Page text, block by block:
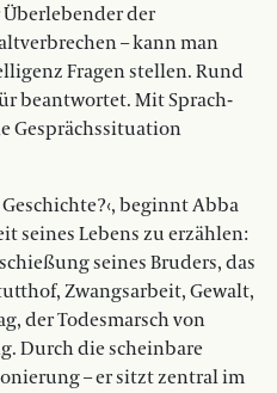
der
– kann man
Fragen stellen. Rund
beantwortet. Mit Sprach-
Gesprächssituation
beginnt Abba
seines Lebens zu erzählen:
seines Bruders, das
Zwangsarbeit, Gewalt,
der Todesmarsch von
Durch die scheinbare
– er sitzt zentral im